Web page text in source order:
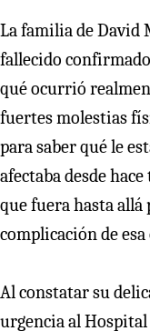
La familia de David
fallecido
qué ocurrió
fuertes molestias
para saber qué le
afectaba desde
que fuera hasta allá
complicación de
Al constatar su
urgencia al